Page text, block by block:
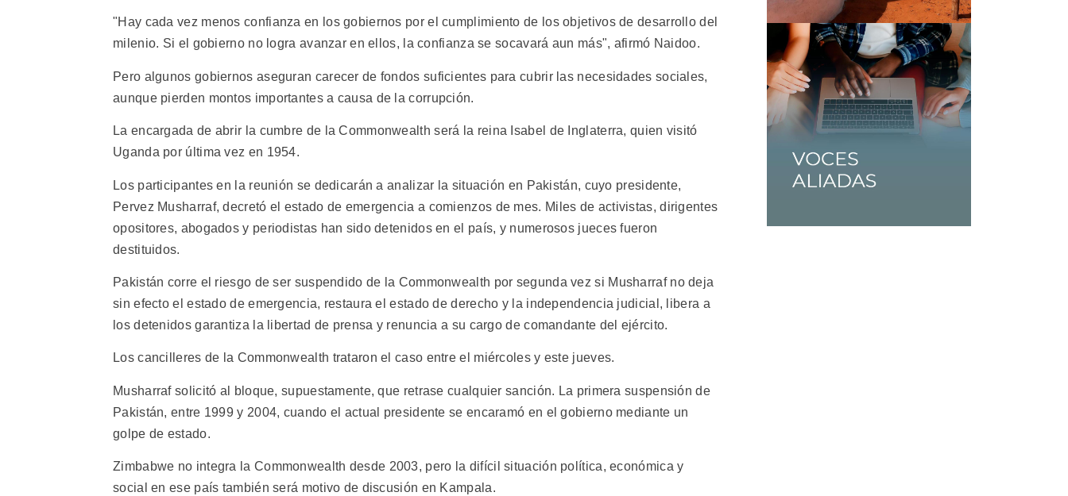
"Hay cada vez menos confianza en los gobiernos por el cumplimiento de los objetivos de desarrollo del
milenio. Si el gobierno no logra avanzar en ellos, la confianza se socavará aun más", afirmó Naidoo.
Pero algunos gobiernos aseguran carecer de fondos suficientes para cubrir las necesidades sociales,
aunque pierden montos importantes a causa de la corrupción.
La encargada de abrir la cumbre de la Commonwealth será la reina Isabel de Inglaterra, quien visitó
Uganda por última vez en 1954.
Los participantes en la reunión se dedicarán a analizar la situación en Pakistán, cuyo presidente,
Pervez Musharraf, decretó el estado de emergencia a comienzos de mes. Miles de activistas, dirigentes
opositores, abogados y periodistas han sido detenidos en el país, y numerosos jueces fueron
destituidos.
Pakistán corre el riesgo de ser suspendido de la Commonwealth por segunda vez si Musharraf no deja
sin efecto el estado de emergencia, restaura el estado de derecho y la independencia judicial, libera a
los detenidos garantiza la libertad de prensa y renuncia a su cargo de comandante del ejército.
Los cancilleres de la Commonwealth trataron el caso entre el miércoles y este jueves.
Musharraf solicitó al bloque, supuestamente, que retrase cualquier sanción. La primera suspensión de
Pakistán, entre 1999 y 2004, cuando el actual presidente se encaramó en el gobierno mediante un
golpe de estado.
Zimbabwe no integra la Commonwealth desde 2003, pero la difícil situación política, económica y
social en ese país también será motivo de discusión en Kampala.